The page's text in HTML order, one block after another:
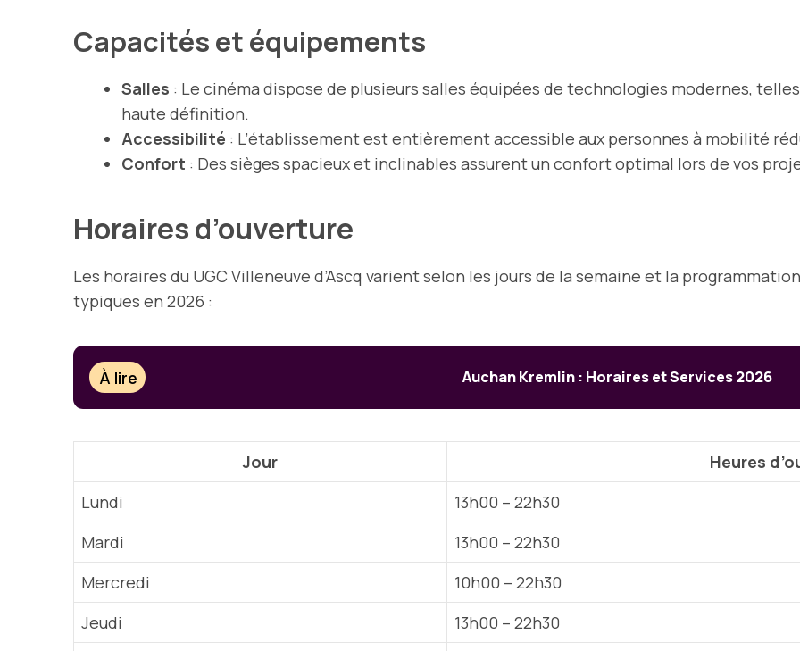
Capacités et équipements
Salles : Le cinéma dispose de plusieurs salles équipées de technologies modernes,
haute définition.
Accessibilité : L’établissement est entièrement accessible aux personnes à mobilité
Confort : Des sièges spacieux et inclinables assurent un confort optimal lors de vos
Horaires d’ouverture
Les horaires du UGC Villeneuve d’Ascq varient selon les jours de la semaine et la
typiques en 2026 :
À lire Auchan Kremlin : Horaires et Services 2026
Jour
Heures
Lundi
13h00 – 22h30
Mardi
13h00 – 22h30
Mercredi
10h00 – 22h30
Jeudi
13h00 – 22h30